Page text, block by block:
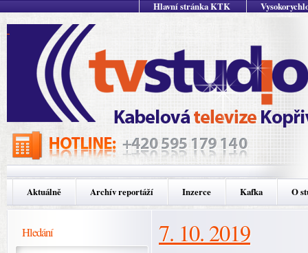
Hlavní stránka KTK
Aktuálně Archív reportáží Inzerce Kafka O
Hledání 7. 10. 2019